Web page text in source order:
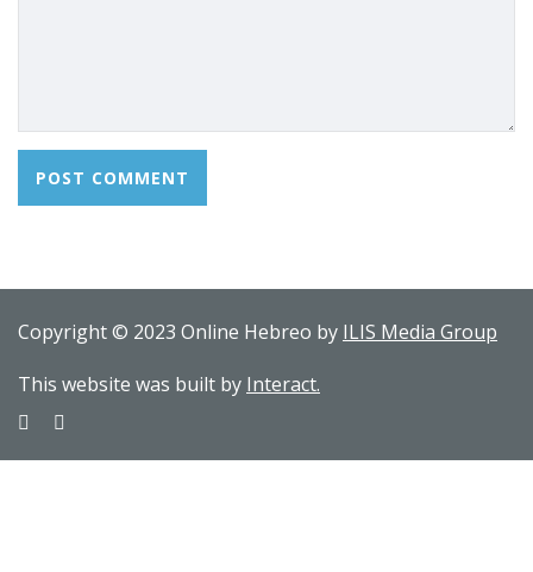
Copyright © 2023 Online Hebreo by ILIS Media Group
This website was built by Interact.